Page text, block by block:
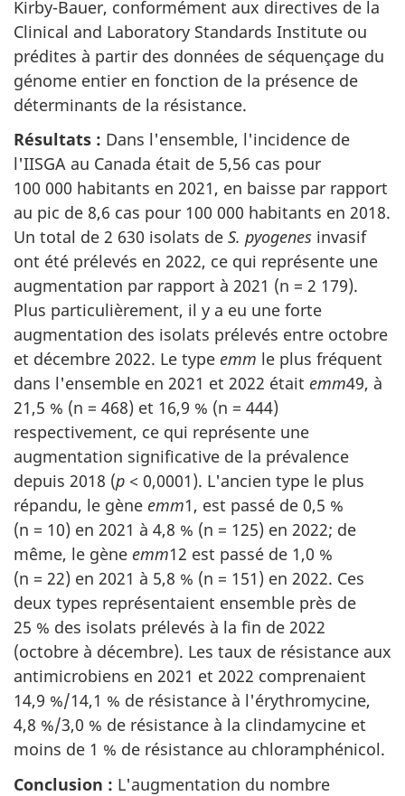
Kirby-Bauer, conformément aux directives de la
Clinical and Laboratory Standards Institute ou
prédites à partir des données de séquençage du
génome entier en fonction de la présence de
déterminants de la résistance.
Résultats : Dans l'ensemble, l'incidence de
l'IISGA au Canada était de 5,56 cas pour
100 000 habitants en 2021, en baisse par rapport
au pic de 8,6 cas pour 100 000 habitants en 2018.
Un total de 2 630 isolats de S. pyogenes invasif
ont été prélevés en 2022, ce qui représente une
augmentation par rapport à 2021 (n = 2 179).
Plus particulièrement, il y a eu une forte
augmentation des isolats prélevés entre octobre
et décembre 2022. Le type emm le plus fréquent
dans l'ensemble en 2021 et 2022 était emm49, à
21,5 % (n = 468) et 16,9 % (n = 444)
respectivement, ce qui représente une
augmentation significative de la prévalence
depuis 2018 (p < 0,0001). L'ancien type le plus
répandu, le gène emm1, est passé de 0,5 %
(n = 10) en 2021 à 4,8 % (n = 125) en 2022; de
même, le gène emm12 est passé de 1,0 %
(n = 22) en 2021 à 5,8 % (n = 151) en 2022. Ces
deux types représentaient ensemble près de
25 % des isolats prélevés à la fin de 2022
(octobre à décembre). Les taux de résistance aux
antimicrobiens en 2021 et 2022 comprenaient
14,9 %/14,1 % de résistance à l'érythromycine,
4,8 %/3,0 % de résistance à la clindamycine et
moins de 1 % de résistance au chloramphénicol.
Conclusion : L'augmentation du nombre